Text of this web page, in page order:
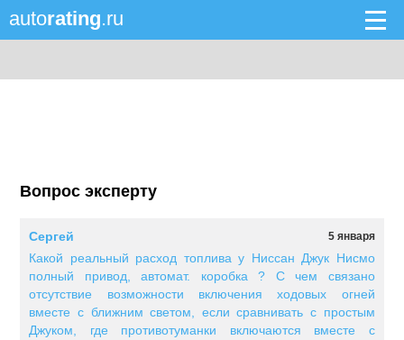
autorating.ru
Вопрос эксперту
5 января
Сергей
Какой реальный расход топлива у Ниссан Джук Нисмо
полный привод, автомат. коробка ? С чем связано
отсутствие возможности включения ходовых огней
вместе с ближним светом, если сравнивать с простым
Джуком, где противотуманки включаются вместе с